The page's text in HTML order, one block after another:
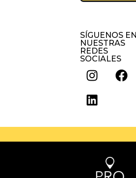
SÍGUENOS EN
NUESTRAS
REDES
SOCIALES